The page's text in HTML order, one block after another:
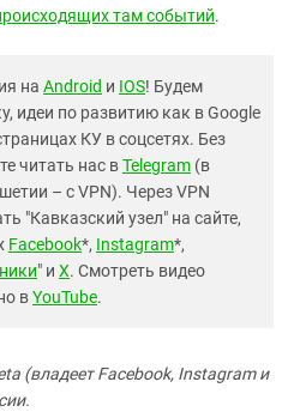
там событий.
на Android и IOS! Будем
идеи по развитию как в Google
КУ в соцсетях. Без
читать нас вTelegram (в
– с VPN). Через VPN
"Кавказский узел" на сайте,
Facebook*, Instagram*,
" и X. Смотреть видео
вYouTube.
(владеет Facebook, Instagram и